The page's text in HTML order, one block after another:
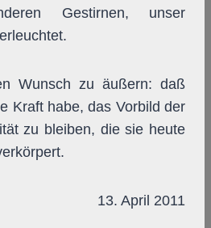
Gestirnen, unser
Wunsch zu äußern: daß
Kraft habe, das Vorbild der
zu bleiben, die sie heute
13. April 2011